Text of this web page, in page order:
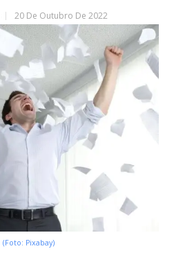
20 De Outubro De 2022
(Foto: Pixabay)